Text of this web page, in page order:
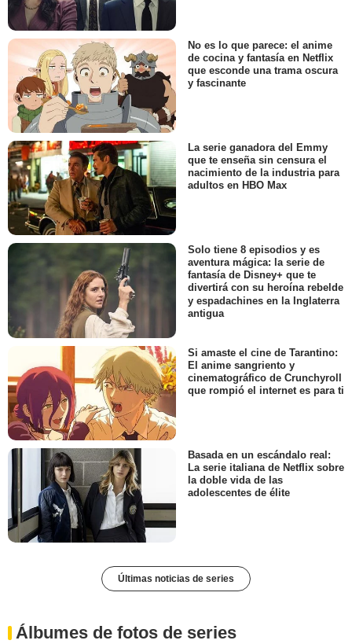
No es lo que parece: el anime
de cocina y fantasía en Netflix
que esconde una trama oscura
y fascinante
La serie ganadora del Emmy
que te enseña sin censura el
nacimiento de la industria para
adultos en HBO Max
Solo tiene 8 episodios y es
aventura mágica: la serie de
fantasía de Disney+ que te
divertirá con su heroína rebelde
y espadachines en la Inglaterra
antigua
Si amaste el cine de Tarantino:
El anime sangriento y
cinematográfico de Crunchyroll
que rompió el internet es para ti
Basada en un escándalo real:
La serie italiana de Netflix sobre
la doble vida de las
adolescentes de élite
Últimas noticias de series
Álbumes de fotos de series